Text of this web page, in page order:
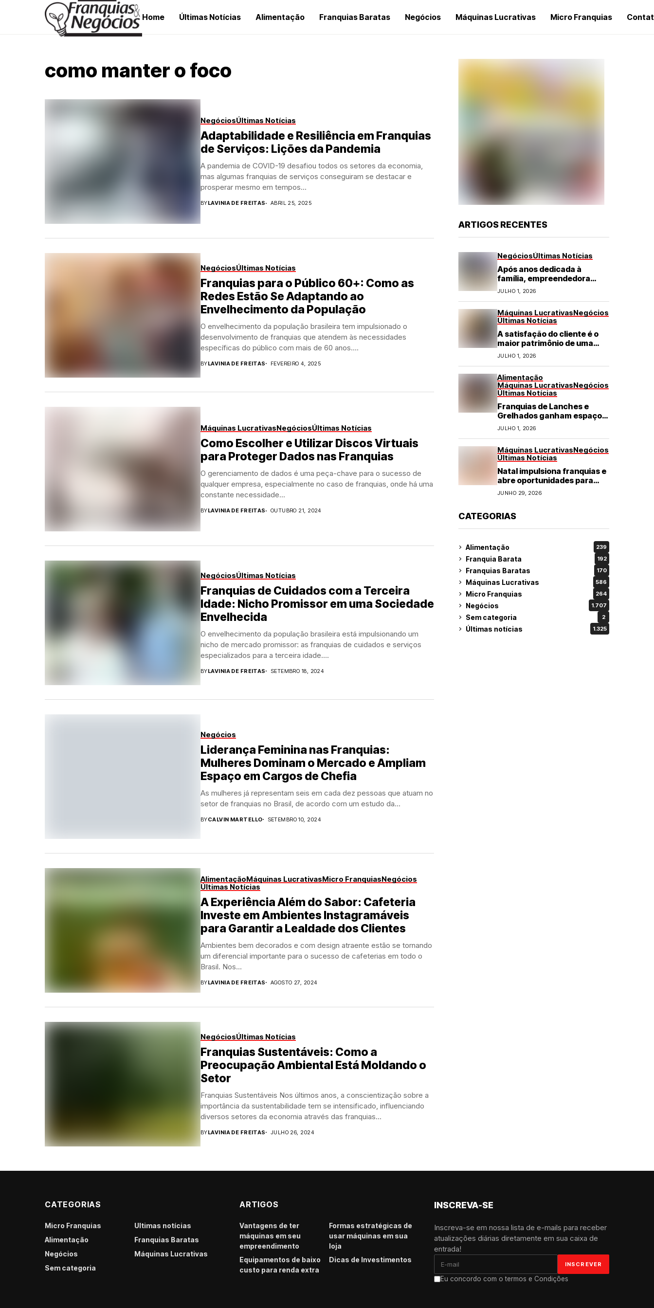
Home Últimas Notícias Alimentação Franquias Baratas Negócios Máquinas Lucrativas Micro Franquias
como manter o foco
NegóciosÚltimas Notícias
Adaptabilidade e Resiliência em Franquias
de Serviços: Lições da Pandemia
A pandemia de COVID-19 desafiou todos os setores da economia,
mas algumas franquias de serviços conseguiram se destacar e
prosperar mesmo em tempos...
BYLAVINIA DE FREITAS ABRIL 25, 2025
NegóciosÚltimas Notícias
Franquias para o Público 60+: Como as
Redes Estão Se Adaptando ao
Envelhecimento da População
O envelhecimento da população brasileira tem impulsionado o
desenvolvimento de franquias que atendem às necessidades
específicas do público com mais de 60 anos....
BYLAVINIA DE FREITAS FEVEREIRO 4, 2025
Máquinas LucrativasNegóciosÚltimas Notícias
Como Escolher e Utilizar Discos Virtuais
para Proteger Dados nas Franquias
O gerenciamento de dados é uma peça-chave para o sucesso de
qualquer empresa, especialmente no caso de franquias, onde há uma
constante necessidade...
BYLAVINIA DE FREITAS OUTUBRO 21, 2024
NegóciosÚltimas Notícias
Franquias de Cuidados com a Terceira
Idade: Nicho Promissor em uma Sociedade
Envelhecida
O envelhecimento da população brasileira está impulsionando um
nicho de mercado promissor: as franquias de cuidados e serviços
especializados para a terceira idade....
BYLAVINIA DE FREITAS SETEMBRO 18, 2024
Negócios
Liderança Feminina nas Franquias:
Mulheres Dominam o Mercado e Ampliam
Espaço em Cargos de Chefia
As mulheres já representam seis em cada dez pessoas que atuam no
setor de franquias no Brasil, de acordo com um estudo da...
BYCALVIN MARTELLO SETEMBRO 10, 2024
AlimentaçãoMáquinas LucrativasMicro FranquiasNegócios
Últimas Notícias
A Experiência Além do Sabor: Cafeteria
Investe em Ambientes Instagramáveis
para Garantir a Lealdade dos Clientes
Ambientes bem decorados e com design atraente estão se tornando
um diferencial importante para o sucesso de cafeterias em todo o
Brasil. Nos...
BYLAVINIA DE FREITAS AGOSTO 27, 2024
NegóciosÚltimas Notícias
Franquias Sustentáveis: Como a
Preocupação Ambiental Está Moldando o
Setor
Franquias Sustentáveis Nos últimos anos, a conscientização sobre a
importância da sustentabilidade tem se intensificado, influenciando
diversos setores da economia através das franquias...
BYLAVINIA DE FREITAS JULHO 26, 2024
ARTIGOS RECENTES
NegóciosÚltimas Notícias
Após anos dedicada à
família, empreendedora
transforma franquia de
turismo em negócio de
JULHO 1, 2026
Máquinas LucrativasNegócios
Últimas Notícias
A satisfação do cliente é o
maior patrimônio de uma
franquia
JULHO 1, 2026
Alimentação
Máquinas LucrativasNegócios
Últimas Notícias
Franquias de Lanches e
Grelhados ganham espaço
com demanda por refeições
rápidas e de qualidade
JULHO 1, 2026
Máquinas LucrativasNegócios
Últimas Notícias
Natal impulsiona franquias e
abre oportunidades para
diversos segmentos do
JUNHO 29, 2026
CATEGORIAS
Alimentação 239
Franquia Barata 192
Franquias Baratas 170
Máquinas Lucrativas 586
Micro Franquias 264
Negócios 1.707
Sem categoria 2
Últimas notícias 1.325
CATEGORIAS
Micro Franquias
Últimas notícias
Alimentação
Franquias Baratas
Negócios
Máquinas Lucrativas
Sem categoria
ARTIGOS
Vantagens de ter
máquinas em seu
empreendimento
Formas estratégicas de
usar máquinas em sua
loja
Equipamentos de baixo
custo para renda extra
Dicas de Investimentos
INSCREVA-SE
Inscreva-se em nossa lista de e-mails para receber
atualizações diárias diretamente em sua caixa de
entrada!
Eu concordo com o termos e Condições